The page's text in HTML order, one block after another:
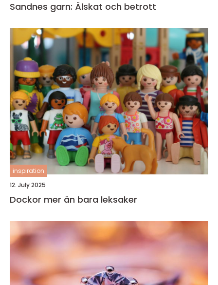
Sandnes garn: Älskat och betrott
inspiration
12. July 2025
Dockor mer än bara leksaker